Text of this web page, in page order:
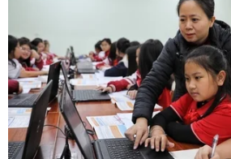
Sinh viên Trường Đại học Hà Nội tặng
Cộng hòa Kazakhstan Nurlan
Điệp/TTXVN)
Trong khuôn khổ chuyến
Nam, chiều 14/11, Chủ tịch Hạ